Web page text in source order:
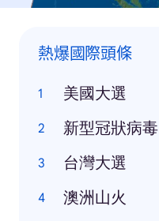
熱爆國際頭條
美國大選
新型冠狀病毒
台灣大選
澳洲山火